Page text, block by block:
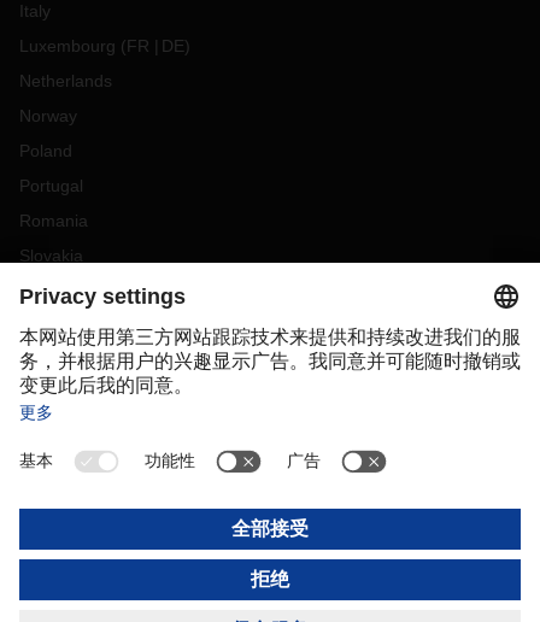
Italy
Luxembourg (FR DE)
Netherlands
Norway
Poland
Portugal
Romania
Slovakia
Spain
Sweden
Switzerland(DE FR)
Turkey
OCEANIA